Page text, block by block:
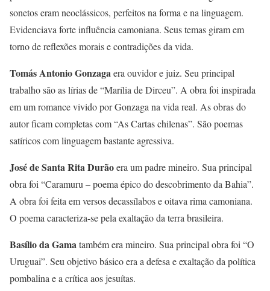
sonetos eram neoclássicos, perfeitos na forma e na linguagem.
Evidenciava forte influência camoniana. Seus temas giram em
torno de reflexões morais e contradições da vida.
Tomás Antonio Gonzaga era ouvidor e juiz. Seu principal
trabalho são as lírias de “Marília de Dirceu”. A obra foi inspirada
em um romance vivido por Gonzaga na vida real. As obras do
autor ficam completas com “As Cartas chilenas”. São poemas
satíricos com linguagem bastante agressiva.
José de Santa Rita Durãoera um padre mineiro. Sua principal
obra foi “Caramuru – poema épico do descobrimento da Bahia”.
A obra foi feita em versos decassílabos e oitava rima camoniana.
O poema caracteriza-se pela exaltação da terra brasileira.
Basílio da Gama também era mineiro. Sua principal obra foi “O
Uruguai”. Seu objetivo básico era a defesa e exaltação da política
pombalina e a crítica aos jesuítas.